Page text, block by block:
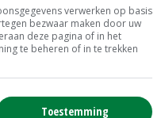
20 september het
het buitengebied? Ik
verwerken op basis
bezwaar maken door uw
deze pagina of in het
te beheren of in te trekken
Toestemming